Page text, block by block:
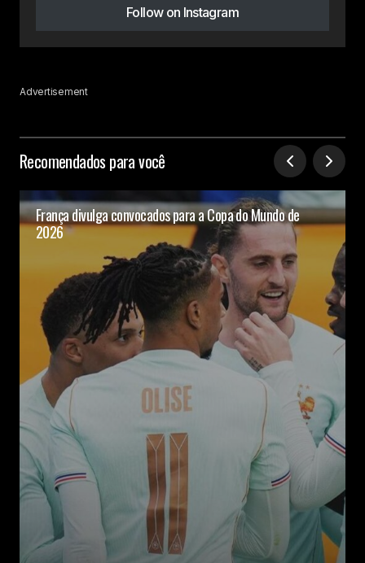
Follow on Instagram
Advertisement
Recomendados para você
França divulga convocados para a Copa do Mundo de
2026